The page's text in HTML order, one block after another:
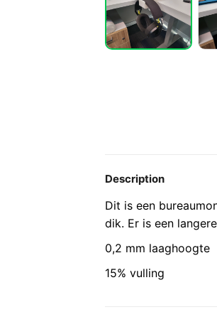
Description
Dit is een
dik. Er is een
0,2 mm laaghoogte
15% vulling